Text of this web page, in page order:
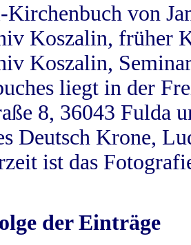
von
Koszalin, früher
Koszalin,
liegt in der
8, 36043 Fulda
Deutsch Krone,
ist das
der Einträge